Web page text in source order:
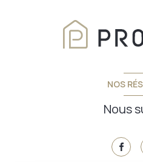
NOS
Nous